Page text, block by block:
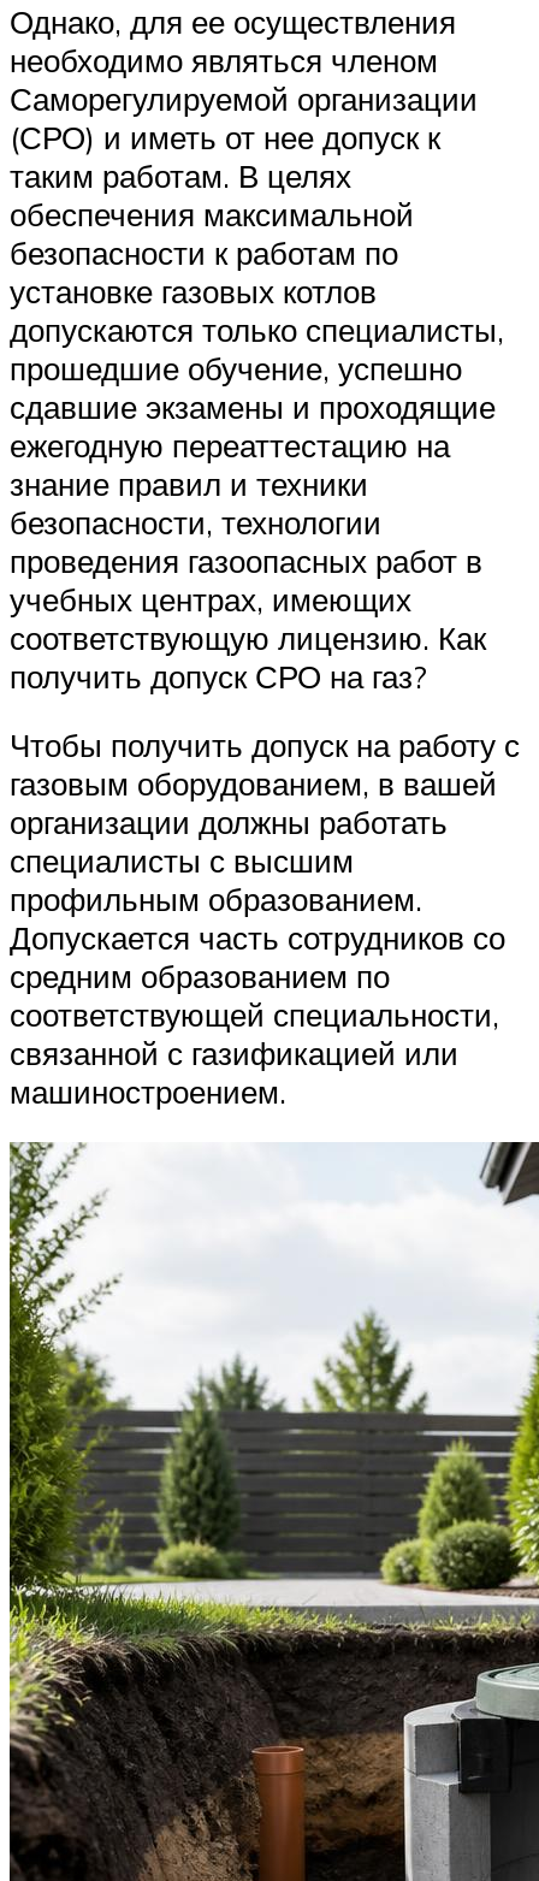
Однако, для ее осуществления
необходимо являться членом
Саморегулируемой организации
(СРО) и иметь от нее допуск к
таким работам. В целях
обеспечения максимальной
безопасности к работам по
установке газовых котлов
допускаются только специалисты,
прошедшие обучение, успешно
сдавшие экзамены и проходящие
ежегодную переаттестацию на
знание правил и техники
безопасности, технологии
проведения газоопасных работ в
учебных центрах, имеющих
соответствующую лицензию. Как
получить допуск СРО на газ?
Чтобы получить допуск на работу с
газовым оборудованием, в вашей
организации должны работать
специалисты с высшим
профильным образованием.
Допускается часть сотрудников со
средним образованием по
соответствующей специальности,
связанной с газификацией или
машиностроением.